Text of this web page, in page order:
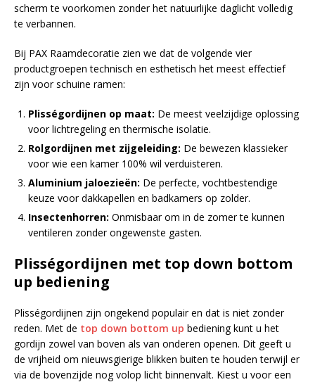
scherm te voorkomen zonder het natuurlijke daglicht volledig
te verbannen.
Bij PAX Raamdecoratie zien we dat de volgende vier
productgroepen technisch en esthetisch het meest effectief
zijn voor schuine ramen:
Plisségordijnen op maat: De meest veelzijdige oplossing
voor lichtregeling en thermische isolatie.
Rolgordijnen met zijgeleiding: De bewezen klassieker
voor wie een kamer 100% wil verduisteren.
Aluminium jaloezieën: De perfecte, vochtbestendige
keuze voor dakkapellen en badkamers op zolder.
Insectenhorren: Onmisbaar om in de zomer te kunnen
ventileren zonder ongewenste gasten.
Plisségordijnen met top down bottom
up bediening
Plisségordijnen zijn ongekend populair en dat is niet zonder
reden. Met de top down bottom up bediening kunt u het
gordijn zowel van boven als van onderen openen. Dit geeft u
de vrijheid om nieuwsgierige blikken buiten te houden terwijl er
via de bovenzijde nog volop licht binnenvalt. Kiest u voor een